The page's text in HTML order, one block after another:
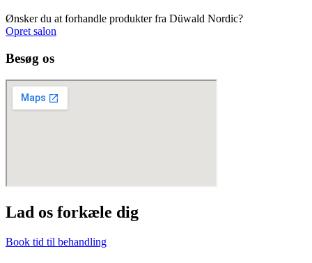
Ønsker du at forhandle produkter fra Düwald Nordic?
Opret salon
Besøg os
Lad os forkæle dig
Book tid til behandling